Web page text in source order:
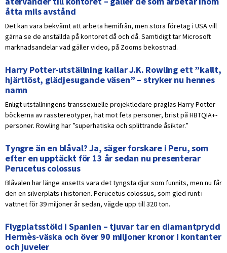
åtta mils avstånd
Det kan vara bekvämt att arbeta hemifrån, men stora företag i USA vill
gärna se de anställda på kontoret då och då. Samtidigt tar Microsoft
marknadsandelar vad gäller video, på Zooms bekostnad.
Harry Potter-utställning kallar J.K. Rowling ett ”kallt,
hjärtlöst, glädjesugande väsen” – stryker nu hennes
namn
Enligt utställningens transsexuelle projektledare präglas Harry Potter-
böckerna av rasstereotyper, hat mot feta personer, brist på HBTQIA+-
personer. Rowling har ”superhatiska och splittrande åsikter.”
Tyngre än en blåval? Ja, säger forskare i Peru, som
efter en upptäckt för 13 år sedan nu presenterar
Perucetus colossus
Blåvalen har länge ansetts vara det tyngsta djur som funnits, men nu får
den en silverplats i historien. Perucetus colossus, som gled runt i
vattnet för 39 miljoner år sedan, vägde upp till 320 ton.
Flygplatsstöld i Spanien – tjuvar tar en diamantprydd
Hermès-väska och över 90 miljoner kronor i kontanter
och juveler